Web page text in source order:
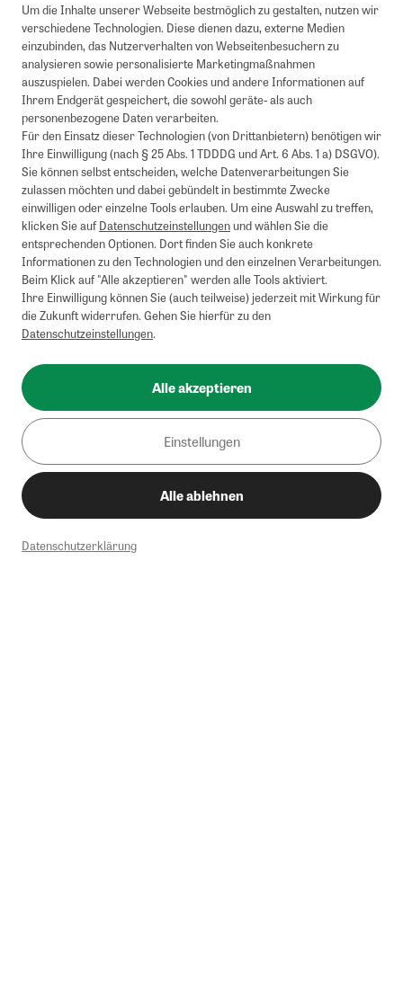
Um die Inhalte unserer Webseite bestmöglich zu gestalten, nutzen wir
verschiedene Technologien. Diese dienen dazu, externe Medien
einzubinden, das Nutzerverhalten von Webseitenbesuchern zu
analysieren sowie personalisierte Marketingmaßnahmen
auszuspielen. Dabei werden Cookies und andere Informationen auf
Ihrem Endgerät gespeichert, die sowohl geräte- als auch
personenbezogene Daten verarbeiten.
Für den Einsatz dieser Technologien (von Drittanbietern) benötigen wir
Ihre Einwilligung (nach § 25 Abs. 1 TDDDG und Art. 6 Abs. 1 a) DSGVO).
Sie können selbst entscheiden, welche Datenverarbeitungen Sie
zulassen möchten und dabei gebündelt in bestimmte Zwecke
einwilligen oder einzelne Tools erlauben. Um eine Auswahl zu treffen,
klicken Sie aufDatenschutzeinstellungenund wählen Sie die
entsprechenden Optionen. Dort finden Sie auch konkrete
Informationen zu den Technologien und den einzelnen Verarbeitungen.
Beim Klick auf "Alle akzeptieren" werden alle Tools aktiviert.
Ihre Einwilligung können Sie (auch teilweise) jederzeit mit Wirkung für
die Zukunft widerrufen. Gehen Sie hierfür zu den
Datenschutzeinstellungen.
Alle akzeptieren
Einstellungen
Alle ablehnen
Datenschutzerklärung